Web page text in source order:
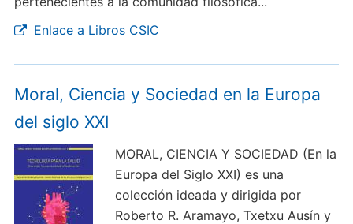
Enlace a Libros CSIC
Moral, Ciencia y Sociedad en la Europa
del siglo XXI
MORAL, CIENCIA Y SOCIEDAD (En la
Europa del Siglo XXI) es una
colección ideada y dirigida por
Roberto R. Aramayo, Txetxu Ausín y